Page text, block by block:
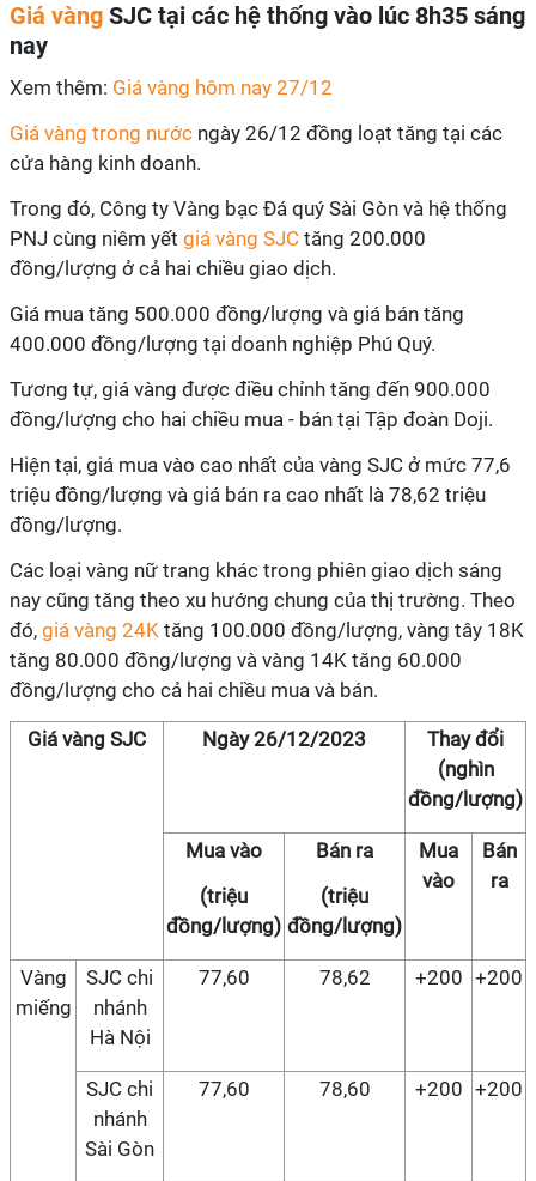
Giá vàng SJC tại các hệ thống vào lúc 8h35 sáng
nay
Xem thêm: Giá vàng hôm nay 27/12
Giá vàng trong nước ngày 26/12 đồng loạt tăng tại các
cửa hàng kinh doanh.
Trong đó, Công ty Vàng bạc Đá quý Sài Gòn và hệ thống
PNJ cùng niêm yết giá vàng SJC tăng 200.000
đồng/lượng ở cả hai chiều giao dịch.
Giá mua tăng 500.000 đồng/lượng và giá bán tăng
400.000 đồng/lượng tại doanh nghiệp Phú Quý.
Tương tự, giá vàng được điều chỉnh tăng đến 900.000
đồng/lượng cho hai chiều mua - bán tại Tập đoàn Doji.
Hiện tại, giá mua vào cao nhất của vàng SJC ở mức 77,6
triệu đồng/lượng và giá bán ra cao nhất là 78,62 triệu
đồng/lượng.
Các loại vàng nữ trang khác trong phiên giao dịch sáng
nay cũng tăng theo xu hướng chung của thị trường. Theo
đó, giá vàng 24K tăng 100.000 đồng/lượng, vàng tây 18K
tăng 80.000 đồng/lượng và vàng 14K tăng 60.000
đồng/lượng cho cả hai chiều mua và bán.
Giá vàng SJC Ngày 26/12/2023
Thay đổi
(nghìn
đồng/lượng)
Mua vào
(triệu
đồng/lượng)
Bán ra
(triệu
đồng/lượng)
Mua
vào
Bán
ra
Vàng
miếng
SJC chi
nhánh
Hà Nội
77,60 78,62 +200 +200
SJC chi
nhánh
Sài Gòn
77,60 78,60 +200 +200